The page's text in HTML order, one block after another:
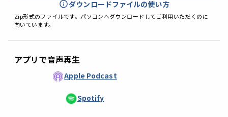
ダウンロードファイルの使い方
Zip形式のファイルです。パソコンへダウンロードしてご利用いただくのに
向いています。
アプリで音声再生
Apple Podcast
Spotify